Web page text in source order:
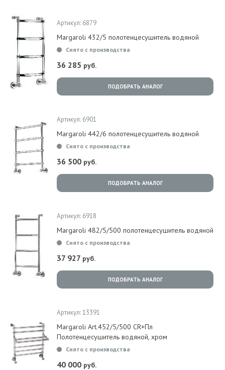
Артикул: 6879
Margaroli 432/5 полотенцесушитель водяной
Снято с производства
36 285 руб.
ПОДОБРАТЬ АНАЛОГ
Артикул: 6901
Margaroli 442/6 полотенцесушитель водяной
Снято с производства
36 500 руб.
ПОДОБРАТЬ АНАЛОГ
Артикул: 6918
Margaroli 482/5/500 полотенцесушитель водяной
Снято с производства
37 927 руб.
ПОДОБРАТЬ АНАЛОГ
Артикул: 13391
Margaroli Art.452/5/500 CR+Пл
Полотенцесушитель водяной, хром
Снято с производства
40 000 руб.